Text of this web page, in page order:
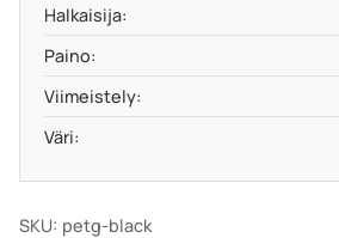
SKU: petg-black
Halkaisija:
Paino:
Viimeistely:
Väri: